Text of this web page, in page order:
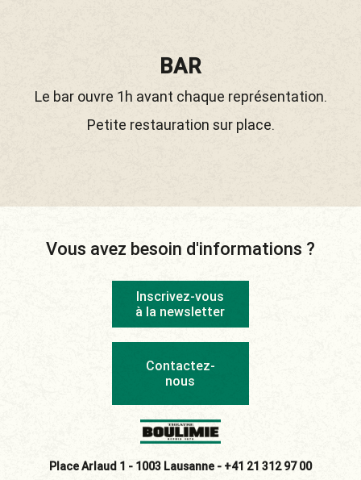
BAR
Le bar ouvre 1h avant chaque représentation.
Petite restauration sur place.
Vous avez besoin d'informations ?
Inscrivez-vous
à la newsletter
Contactez-
nous
Place Arlaud 1 - 1003 Lausanne - +41 21 312 97 00